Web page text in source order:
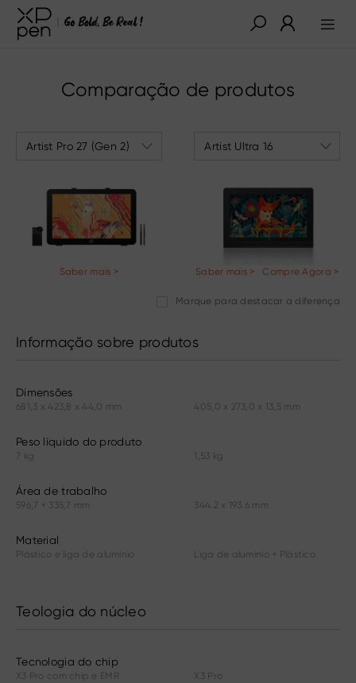
Comparação de produtos
Artist Pro 27 (Gen 2)
Saber mais >
Artist Ultra 16
Saber mais > Compre Agora >
Marque para destacar a diferença
Informação sobre produtos
Dimensões
681,3 x 423,8 x 44,0 mm 405,0 x 273,0 x 13,5 mm
Peso líquido do produto
7 kg 1,53 kg
Área de trabalho
596,7 × 335,7 mm 344.2 x 193.6 mm
Material
Plástico e liga de alumínio Liga de alumínio + Plástico
Teologia do núcleo
Tecnologia do chip
X3 Pro com chip e EMR X3 Pro